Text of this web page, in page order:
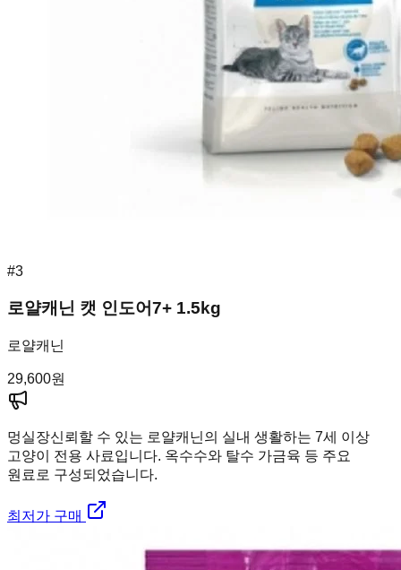
#3
로얄캐닌 캣 인도어7+ 1.5kg
로얄캐닌
29,600원
멍실장신뢰할 수 있는 로얄캐닌의 실내 생활하는 7세 이상
고양이 전용 사료입니다. 옥수수와 탈수 가금육 등 주요
원료로 구성되었습니다.
최저가 구매